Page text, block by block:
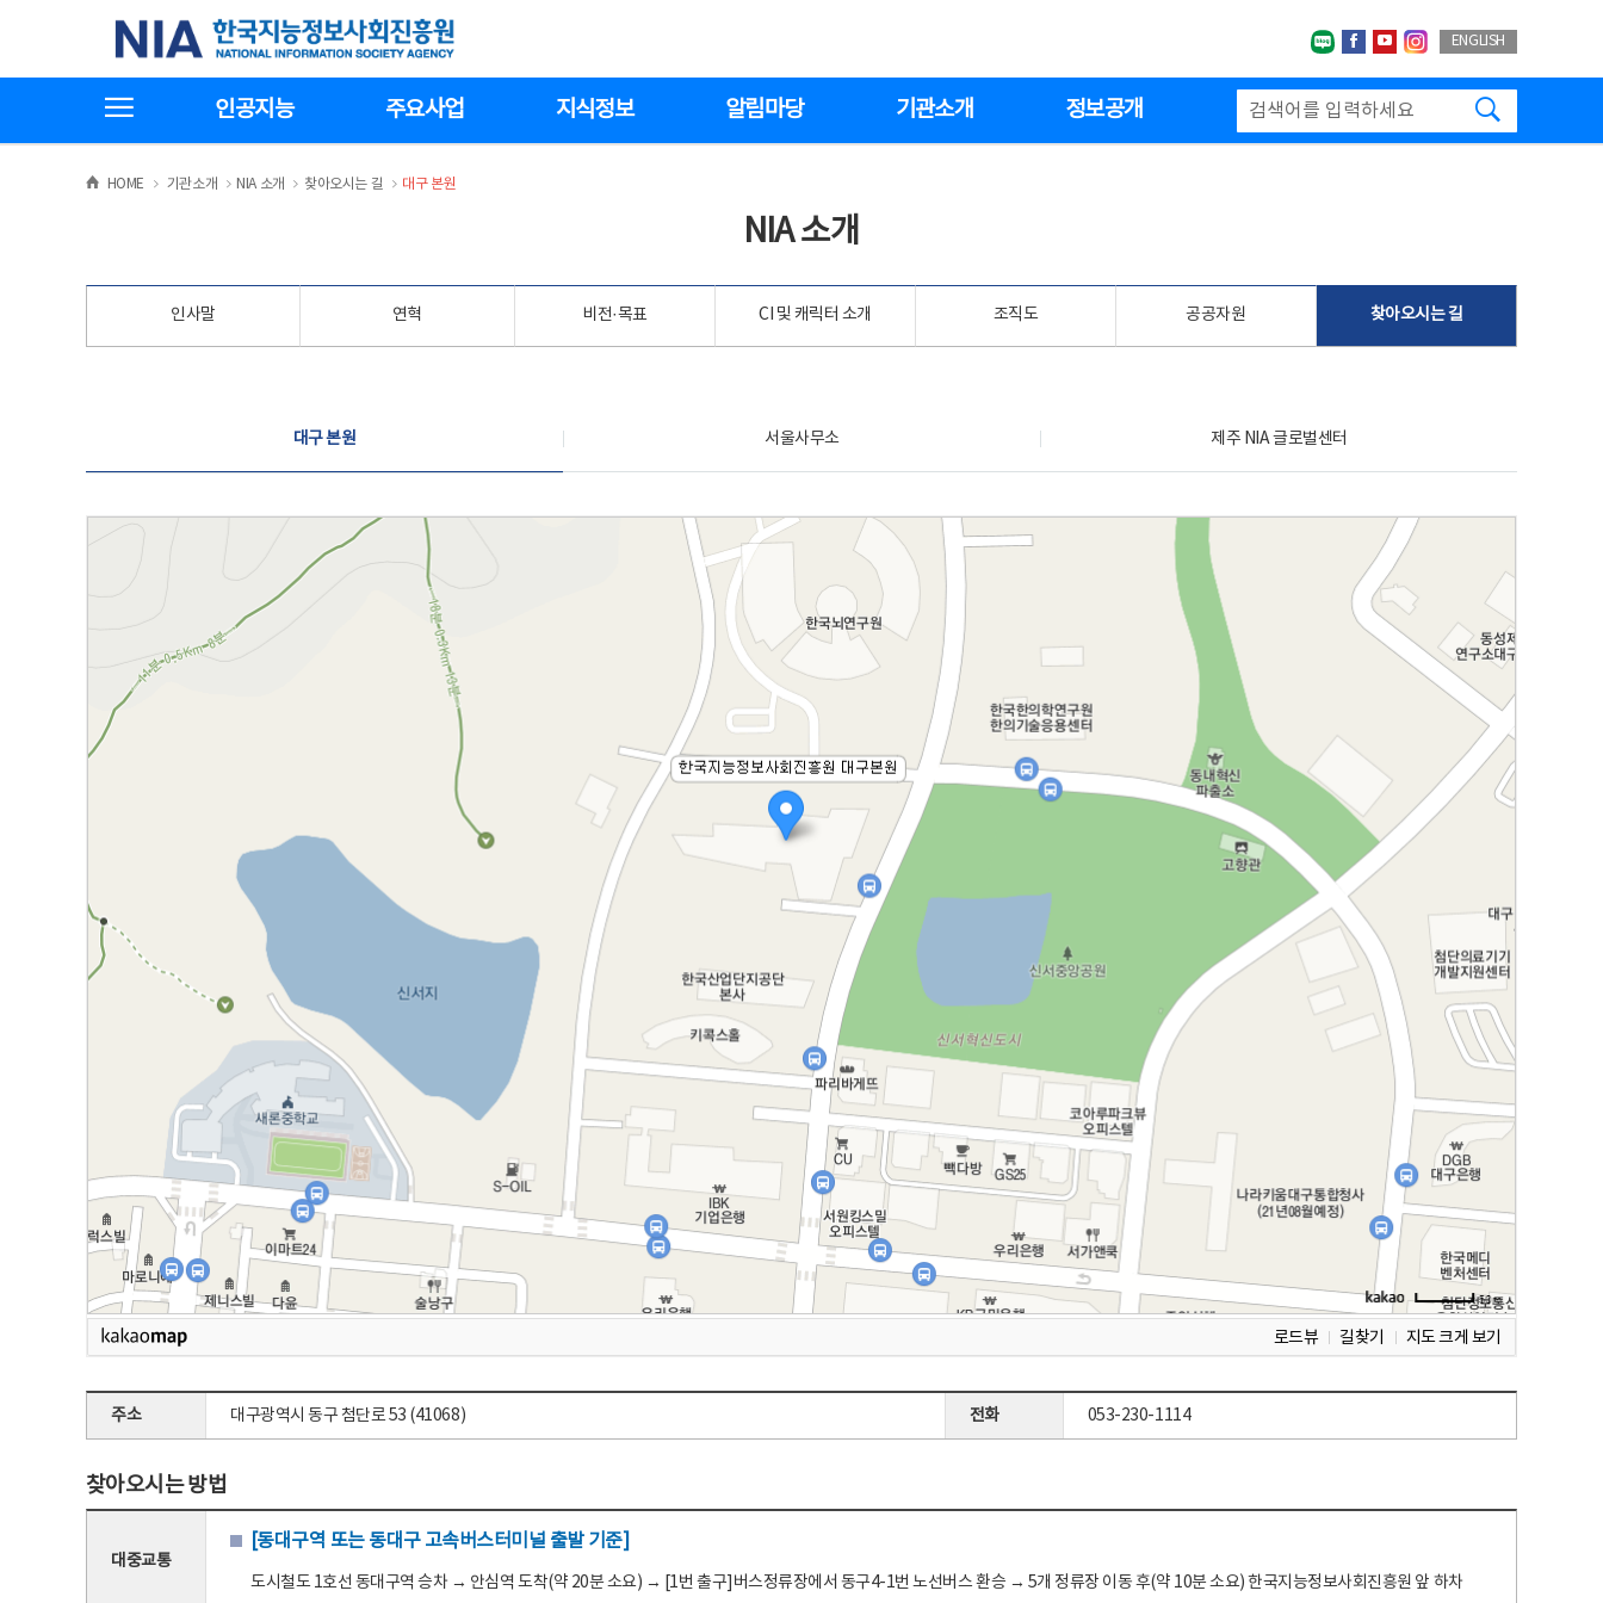
기
한국지능정보사회진흥원
네이버블로그
페이스북
유투브인스타그랩
ENGLISH
인공지능 주요사업 지식정보 알림마당 기관소개 정보공개
HOME >
기관소개 >NIA 소개 >
찾아오시는 길 >
대구 본원
NIA 소개
인사말 연혁 비전·목표 CI 및 캐릭터 소개 조직도 공공자원 찾아오시는 길
대구 본원 서울사무소 제주 NIA 글로벌센터
로드뷰 길찾기 지도 크게 보기
주소 대구광역시 동구 첨단로 53 (41068) 전화 053-230-1114
찾아오시는 방법
대중교통
[동대구역 또는 동대구 고속버스터미널 출발 기준]
도시철도 1호선 동대구역 승차 → 안심역 도착(약 20분 소요) → [1번 출구]버스정류장에서 동구4-1번 노선버스 환승 → 5개 정류장 이동 후(약 10분 소요) 한국지능정보사회진흥원 앞 하차